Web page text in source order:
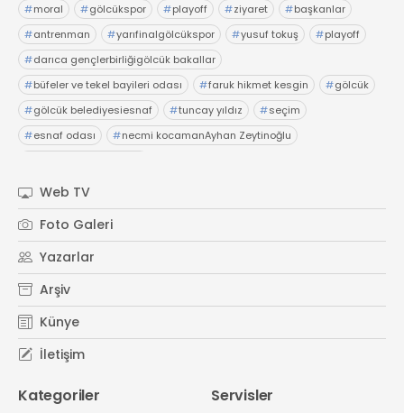
#moral #gölcükspor #playoff #ziyaret #başkanlar
#antrenman #yarıfinalgölcükspor #yusuf tokuş #playoff
#darıca gençlerbirliğigölcük bakallar
#büfeler ve tekel bayileri odası #faruk hikmet kesgin #gölcük
#gölcük belediyesiesnaf #tuncay yıldız #seçim
#esnaf odası #necmi kocamanAyhan Zeytinoğlu
Web TV
Foto Galeri
Yazarlar
Arşiv
Künye
İletişim
Kategoriler Servisler